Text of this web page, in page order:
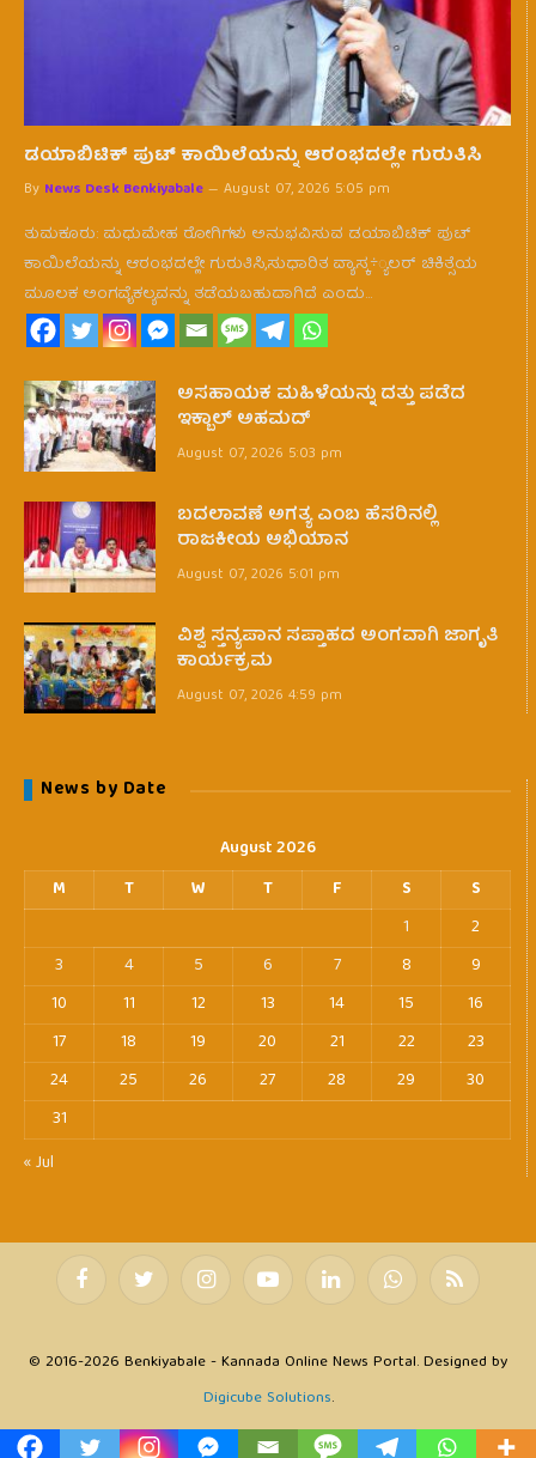
ಡಯಾಬಿಟಿಕ್ ಪುಟ್ ಕಾಯಿಲೆಯನ್ನು ಆರಂಭದಲ್ಲೇ ಗುರುತಿಸಿ
By News Desk Benkiyabale August 07, 2026 5:05 pm
ತುಮಕೂರು: ಮಧುಮೇಹ ರೋಗಿಗಳು ಅನುಭವಿಸುವ ಡಯಾಬಿಟಿಕ್ ಪುಟ್
ಕಾಯಿಲೆಯನ್ನು ಆರಂಭದಲ್ಲೇ ಗುರುತಿಸಿ,ಸುಧಾರಿತ ವ್ಯಾಸ್ಕ÷್ಯಲರ್ ಚಿಕಿತ್ಸೆಯ
ಮೂಲಕ ಅಂಗವೈಕಲ್ಯವನ್ನು ತಡೆಯಬಹುದಾಗಿದೆ ಎಂದು…
ಅಸಹಾಯಕ ಮಹಿಳೆಯನ್ನು ದತ್ತು ಪಡೆದ
ಇಕ್ಬಾಲ್ ಅಹಮದ್
August 07, 2026 5:03 pm
ಬದಲಾವಣೆ ಅಗತ್ಯ ಎಂಬ ಹೆಸರಿನಲ್ಲಿ
ರಾಜಕೀಯ ಅಭಿಯಾನ
August 07, 2026 5:01 pm
ವಿಶ್ವ ಸ್ತನ್ಯಪಾನ ಸಪ್ತಾಹದ ಅಂಗವಾಗಿ ಜಾಗೃತಿ
ಕಾರ್ಯಕ್ರಮ
August 07, 2026 4:59 pm
News by Date
August 2026
M
T W T F S
S
1
2
3
4 5 6 7 8
9
10
11 12 13 14 15
16
17
18 19 20 21 22
23
24
25 26 27 28 29
30
31
« Jul
FacebookTwitter InstagramYouTubeLinkedIn WhatsAppRSS
© 2016-2026 Benkiyabale - Kannada Online News Portal. Designed by
Digicube Solutions.